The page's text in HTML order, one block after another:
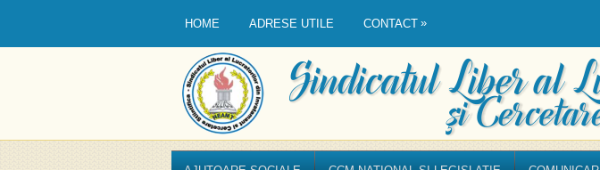
HOME ADRESE UTILE CONTACT »